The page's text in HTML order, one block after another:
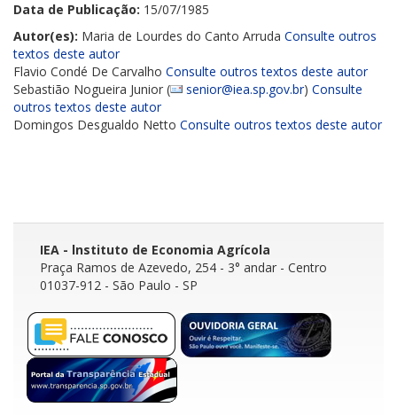
Data de Publicação: 15/07/1985
Autor(es): Maria de Lourdes do Canto Arruda Consulte outros
textos deste autor
Flavio Condé De Carvalho Consulte outros textos deste autor
Sebastião Nogueira Junior (
senior@iea.sp.gov.br) Consulte
outros textos deste autor
Domingos Desgualdo Netto Consulte outros textos deste autor
IEA - lnstituto de Economia Agrícola
Praça Ramos de Azevedo, 254 - 3° andar - Centro
01037-912 - São Paulo - SP